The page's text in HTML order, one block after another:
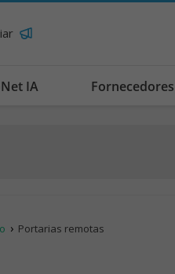
IA Fornecedores
Portarias remotas